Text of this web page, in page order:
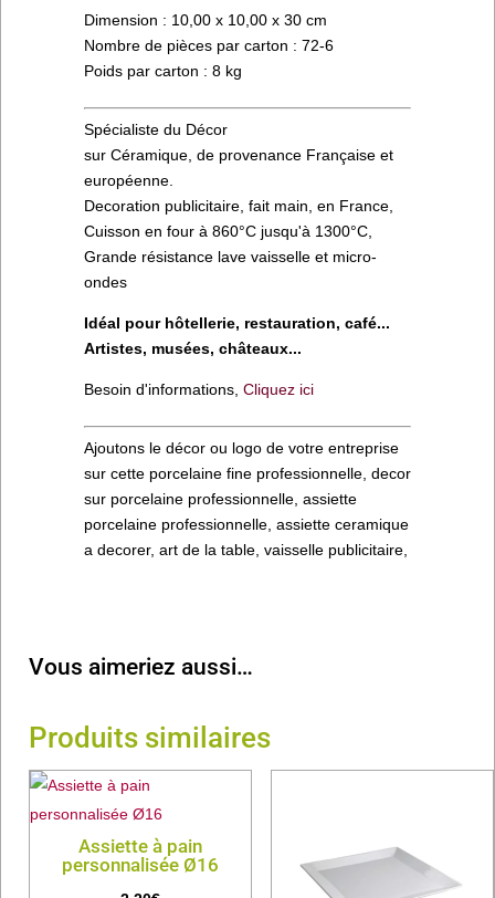
Dimension : 10,00 x 10,00 x 30 cm
Nombre de pièces par carton : 72-6
Poids par carton : 8 kg
Spécialiste du Décor
sur Céramique, de provenance Française et
européenne.
Decoration publicitaire, fait main, en France,
Cuisson en four à 860°C jusqu'à 1300°C,
Grande résistance lave vaisselle et micro-
ondes
Idéal pour hôtellerie, restauration, café...
Artistes, musées, châteaux...
Besoin d'informations, Cliquez ici
Ajoutons le décor ou logo de votre entreprise
sur cette porcelaine fine professionnelle, decor
sur porcelaine professionnelle, assiette
porcelaine professionnelle, assiette ceramique
a decorer, art de la table, vaisselle publicitaire,
Vous aimeriez aussi…
Produits similaires
Assiette à pain
personnalisée Ø16